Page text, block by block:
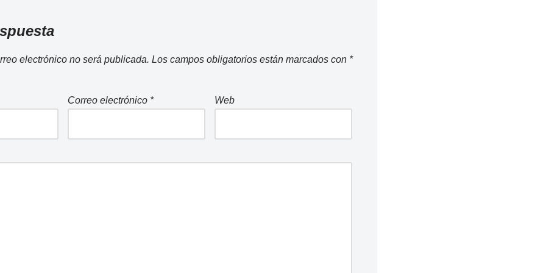
electrónico no será publicada. Los campos obligatorios están marcados con *
Correo electrónico * Web